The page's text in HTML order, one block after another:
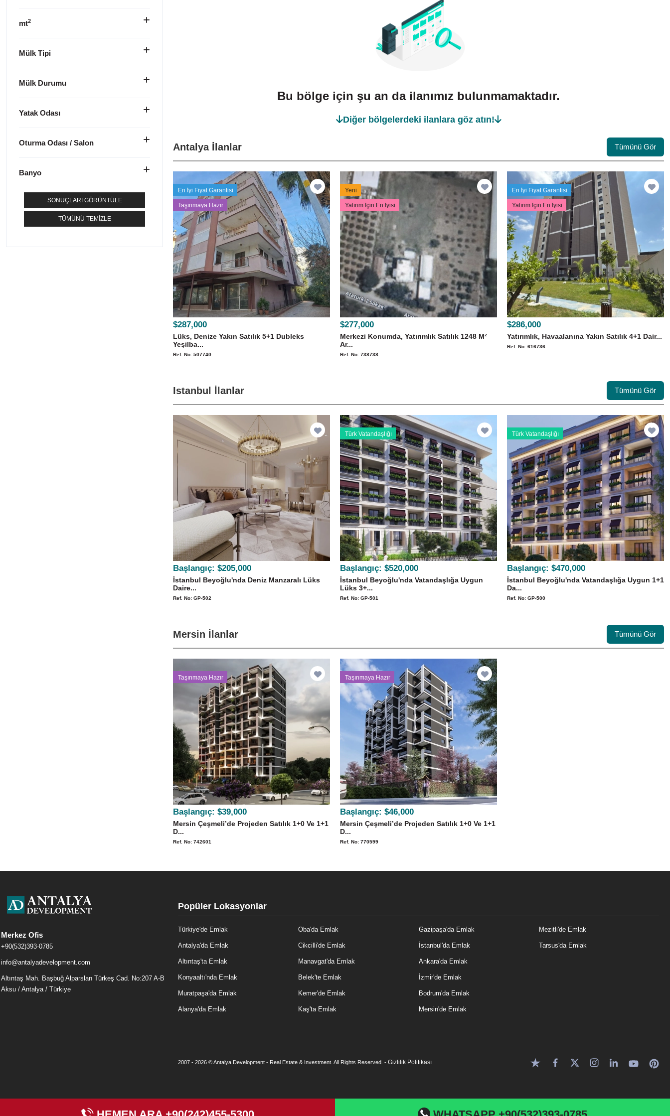
mt2
Mülk Tipi
Mülk Durumu
Yatak Odası
Oturma Odası / Salon
Banyo
SONUÇLARI GÖRÜNTÜLE
TÜMÜNÜ TEMIZLE
Bu bölge için şu an da ilanımız bulunmamaktadır.
Diğer bölgelerdeki ilanlara göz atın!
Antalya İlanlar Tümünü Gör
En İyi Fiyat Garantisi
Taşınmaya Hazır
$287,000
Lüks, Denize Yakın Satılık 5+1 Dubleks
Yeşilba...
Ref. No: 507740
Yeni
Yatırım İçin En İyisi
$277,000
Merkezi Konumda, Yatırımlık Satılık 1248 M²
Ar...
Ref. No: 738738
En İyi Fiyat Garantisi
Yatırım İçin En İyisi
$286,000
Yatırımlık, Havaalanına Yakın Satılık 4+1 Dair...
Ref. No: 616736
Istanbul İlanlar Tümünü Gör
Başlangıç: $205,000
İstanbul Beyoğlu'nda Deniz Manzaralı Lüks
Daire...
Ref. No: GP-502
Türk Vatandaşlığı
Başlangıç: $520,000
İstanbul Beyoğlu'nda Vatandaşlığa Uygun
Lüks 3+...
Ref. No: GP-501
Türk Vatandaşlığı
Başlangıç: $470,000
İstanbul Beyoğlu'nda Vatandaşlığa Uygun 1+1
Da...
Ref. No: GP-500
Mersin İlanlar Tümünü Gör
Taşınmaya Hazır
Başlangıç: $39,000
Mersin Çeşmeli’de Projeden Satılık 1+0 Ve 1+1
D...
Ref. No: 742601
Taşınmaya Hazır
Başlangıç: $46,000
Mersin Çeşmeli’de Projeden Satılık 1+0 Ve 1+1
D...
Ref. No: 770599
Merkez Ofis
+90(532)393-0785
info@antalyadevelopment.com
Altıntaş Mah. Başbuğ Alparslan Türkeş Cad. No:207 A-B
Aksu / Antalya / Türkiye
Popüler Lokasyonlar
Türkiye'de Emlak
Antalya'da Emlak
Altıntaş'ta Emlak
Konyaaltı'nda Emlak
Muratpaşa'da Emlak
Alanya'da Emlak
Oba'da Emlak
Cikcilli'de Emlak
Manavgat'da Emlak
Belek'te Emlak
Kemer'de Emlak
Kaş'ta Emlak
Gazipaşa'da Emlak
İstanbul'da Emlak
Ankara'da Emlak
İzmir'de Emlak
Bodrum'da Emlak
Mersin'de Emlak
Mezitli'de Emlak
Tarsus'da Emlak
2007 - 2026 © Antalya Development - Real Estate & Investment. All Rights Reserved. - Gizlilik Politikası